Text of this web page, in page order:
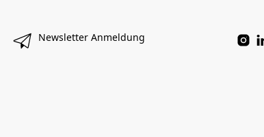
Newsletter Anmeldung